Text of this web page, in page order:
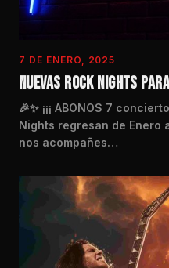
7 DE ENERO, 2025
NUEVAS ROCK NIGHTS
🎉✨ ¡¡¡ ABONOS 7
Nights regresan de Enero
nos acompañes…